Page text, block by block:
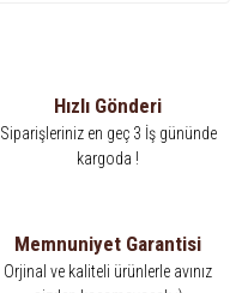
Hızlı Gönderi
Siparişleriniz en geç 3 İş gününde
kargoda !
Memnuniyet Garantisi
Orjinal ve kaliteli ürünlerle avınız